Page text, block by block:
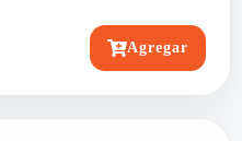
Agregar